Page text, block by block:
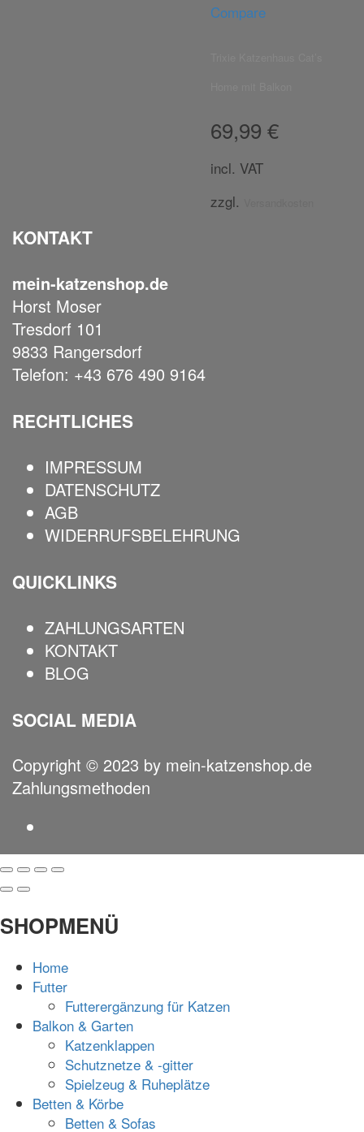
Compare
69,99 €
incl. VAT
zzgl.
KONTAKT
mein-katzenshop.de
Horst Moser
Tresdorf 101
9833 Rangersdorf
Telefon: +43 676 490 9164
RECHTLICHES
IMPRESSUM
DATENSCHUTZ
AGB
WIDERRUFSBELEHRUNG
QUICKLINKS
ZAHLUNGSARTEN
KONTAKT
BLOG
SOCIAL MEDIA
Copyright © 2023 by mein-katzenshop.de
Zahlungsmethoden
SHOPMENÜ
Home
Futter
Futterergänzung für Katzen
Balkon & Garten
Katzenklappen
Schutznetze & -gitter
Spielzeug & Ruheplätze
Betten & Körbe
Betten & Sofas